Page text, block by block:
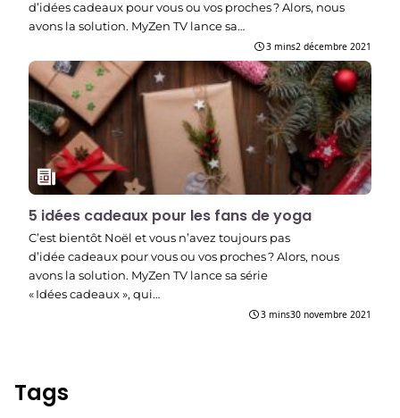
d’idées cadeaux pour vous ou vos proches ? Alors, nous
avons la solution. MyZen TV lance sa…
3 mins2 décembre 2021
5 idées cadeaux pour les fans de yoga
C’est bientôt Noël et vous n’avez toujours pas
d’idée cadeaux pour vous ou vos proches ? Alors, nous
avons la solution. MyZen TV lance sa série
« Idées cadeaux », qui…
3 mins30 novembre 2021
Tags